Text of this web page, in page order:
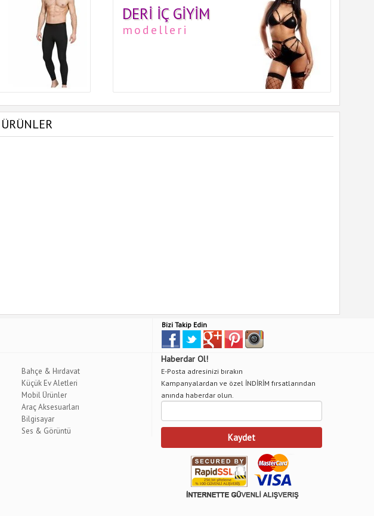
DERI İÇ GIYIM
modelleri
Bizi Takip Edin
Bahçe & Hırdavat
Küçük Ev Aletleri
Mobil Ürünler
Araç Aksesuarları
Bilgisayar
Ses & Görüntü
Haberdar Ol!
E-Posta adresinizi bırakın
Kampanyalardan ve özel İNDİRİM fırsatlarından
anında haberdar olun.
Kaydet